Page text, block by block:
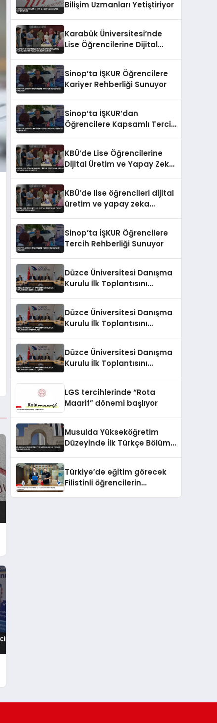
Bilişim Uzmanları Yetiştiriyor
Karabük Üniversitesi’nde
Lise Öğrencilerine Dijital
Sinop’ta İŞKUR Öğrencilere
Kariyer Rehberliği Sunuyor
Sinop’ta İŞKUR’dan
Öğrencilere Kapsamlı Tercih
KBÜ’de Lise Öğrencilerine
Dijital Üretim ve Yapay Zeka
KBÜ’de lise öğrencileri dijital
üretim ve yapay zeka
Sinop’ta İŞKUR Öğrencilere
Tercih Rehberliği Sunuyor
Düzce Üniversitesi Danışma
Kurulu İlk Toplantısını
Düzce Üniversitesi Danışma
Kurulu İlk Toplantısını
Düzce Üniversitesi Danışma
Kurulu İlk Toplantısını
LGS tercihlerinde “Rota
Maarif” dönemi başlıyor
Musulda Yükseköğretim
Düzeyinde İlk Türkçe Bölümü
Türkiye’de eğitim görecek
Filistinli öğrencilerin